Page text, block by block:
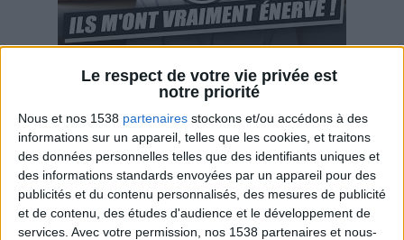
Le respect de votre vie privée est
notre priorité
Nous et nos 1538 partenaires stockons et/ou accédons à des
informations sur un appareil, telles que les cookies, et traitons
des données personnelles telles que des identifiants uniques et
des informations standards envoyées par un appareil pour des
publicités et du contenu personnalisés, des mesures de publicité
et de contenu, des études d'audience et le développement de
services. Avec votre permission, nos 1538 partenaires et nous-
Ces marques diététiques : c'est n'importe quoi !
Webinaires en direct Voir tout